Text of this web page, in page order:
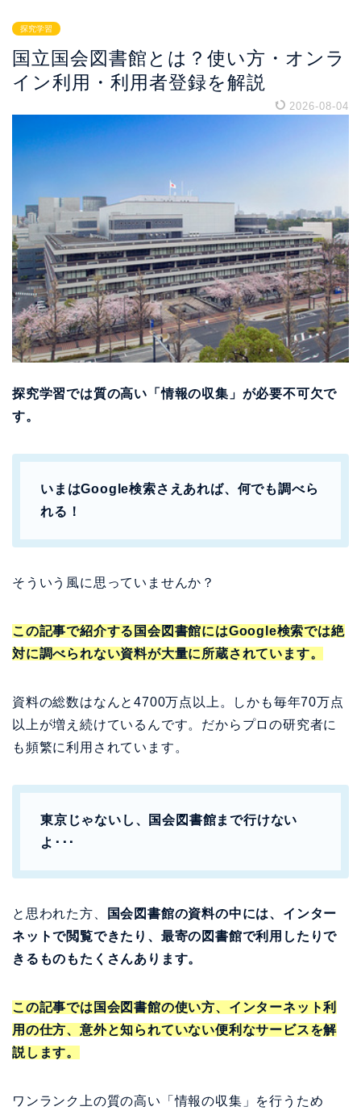
探究学習
国立国会図書館とは？使い方・オンラ
イン利用・利用者登録を解説
2026-08-04
探究学習では質の高い「情報の収集」が必要不可欠で
す。
いまはGoogle検索さえあれば、何でも調べら
れる！
そういう風に思っていませんか？
この記事で紹介する国会図書館にはGoogle検索では絶
対に調べられない資料が大量に所蔵されています。
資料の総数はなんと4700万点以上。しかも毎年70万点
以上が増え続けているんです。だからプロの研究者に
も頻繁に利用されています。
東京じゃないし、国会図書館まで行けない
よ･･･
と思われた方、
国会図書館の資料の中には、インター
ネットで閲覧できたり、最寄の図書館で利用したりで
きるものもたくさんあります。
この記事では国会図書館の使い方、インターネット利
用の仕方、意外と知られていない便利なサービスを解
説します。
ワンランク上の質の高い「情報の収集」を行うため